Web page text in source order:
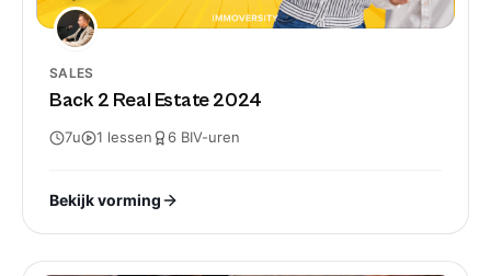
SALES
Back 2 Real Estate 2024
7u 1 lessen 6 BIV-uren
Bekijk vorming